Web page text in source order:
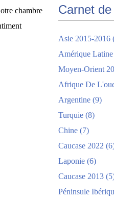
chambre
Carnet
Asie 2015-2016
Amérique
Moyen-Orient
Afrique De
Argentine (9)
Turquie (8)
Chine (7)
Caucase 2022
Laponie (6)
Caucase 2013
Péninsule